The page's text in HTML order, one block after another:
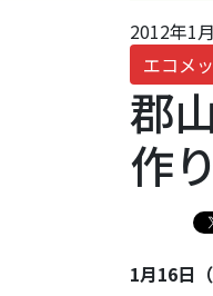
2012年1
エコメ
郡
作
1月16日